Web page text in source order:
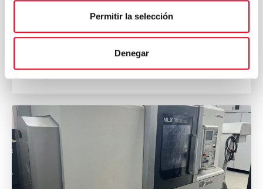
Permitir la selección
Denegar
NLX 2500MC/700
2011Germany